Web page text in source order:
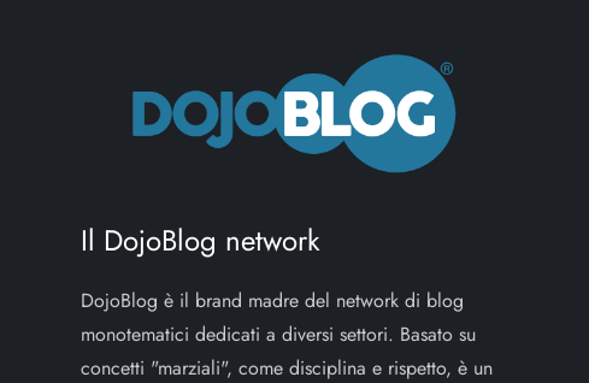
Il DojoBlog network
DojoBlog è il brand madre del network di blog
monotematici dedicati a diversi settori. Basato su
concetti "marziali", come disciplina e rispetto, è un